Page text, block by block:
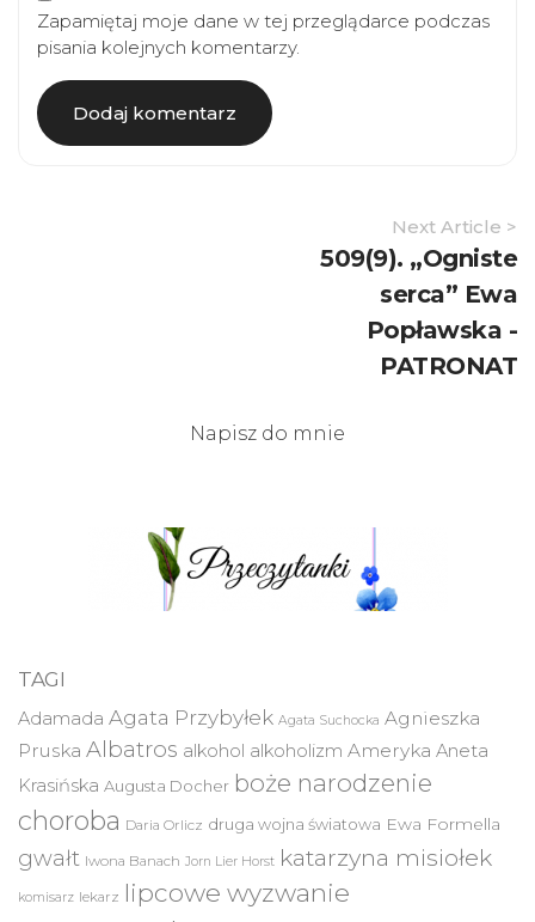
Zapamiętaj moje dane w tej przeglądarce podczas
pisania kolejnych komentarzy.
Next Article >
509(9). „Ogniste
serca” Ewa
Popławska -
PATRONAT
Napisz do mnie
TAGI
Adamada Agata Przybyłek Agata Suchocka Agnieszka
Pruska Albatros alkohol alkoholizm Ameryka Aneta
Krasińska Augusta Docher boże narodzenie
choroba Daria Orlicz druga wojna światowa Ewa Formella
gwałt Iwona Banach Jorn Lier Horst katarzyna misiołek
komisarz lekarz lipcowe wyzwanie